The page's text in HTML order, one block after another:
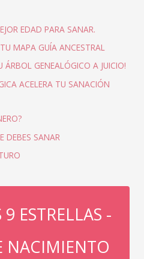
EDAD PARA SANAR.
MAPA GUÍA ANCESTRAL
GENEALÓGICO A JUICIO!
ACELERA TU SANACIÓN
DEBES SANAR
ESTRELLAS -
NACIMIENTO